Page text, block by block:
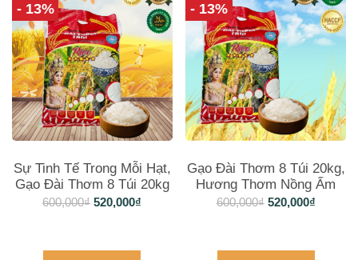
- 13%
Sự Tinh Tế Trong Mỗi Hạt,
Gạo Đài Thơm 8 Túi 20kg
600,000₫ 520,000₫
- 13%
Gạo Đài Thơm 8 Túi 20kg,
Hương Thơm Nồng Ấm
600,000₫ 520,000₫